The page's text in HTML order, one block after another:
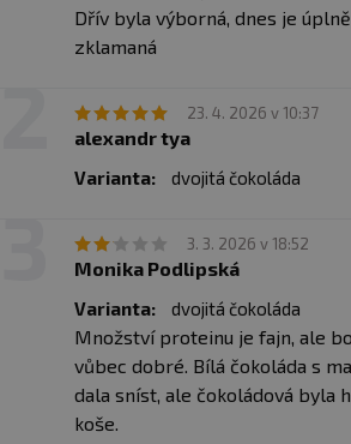
pomerančová kůra (3 %) (Cukr,
Regulátor kyselosti (Kyselina
citrónová)),Ovesná
Sladidlo (Sukralóza).
Dřív byla výborná, dnes je
zklamaná
23. 4. 2026 v 10:37
alexandr tya
Varianta: dvojitá čokoláda
3. 3. 2026 v 18:52
Monika Podlipská
Varianta: dvojitá čokoláda
Množství proteinu je fajn, ale
vůbec dobré. Bílá čokoláda s
dala sníst, ale čokoládová byla
koše.